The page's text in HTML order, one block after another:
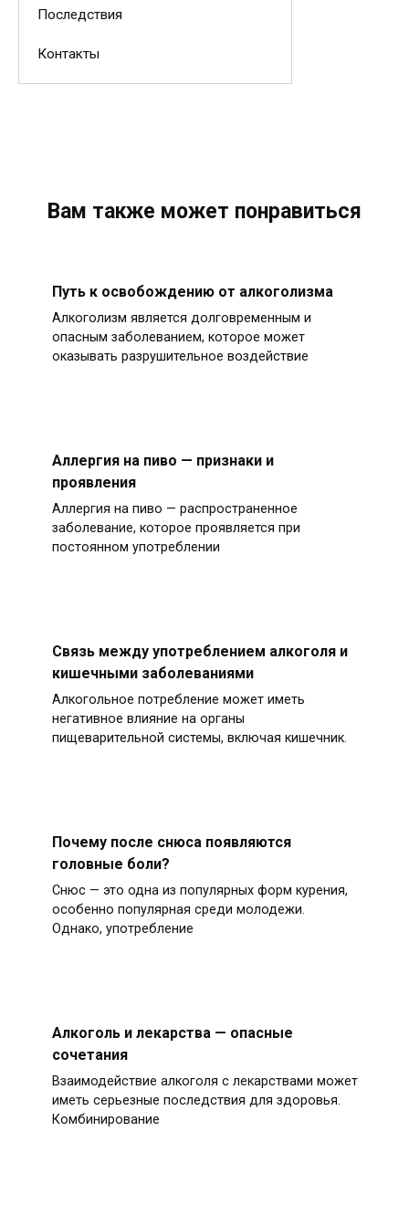
Последствия
Контакты
Вам также может понравиться
Путь к освобождению от алкоголизма
Алкоголизм является долговременным и
опасным заболеванием, которое может
оказывать разрушительное воздействие
Аллергия на пиво — признаки и
проявления
Аллергия на пиво — распространенное
заболевание, которое проявляется при
постоянном употреблении
Связь между употреблением алкоголя и
кишечными заболеваниями
Алкогольное потребление может иметь
негативное влияние на органы
пищеварительной системы, включая кишечник.
Почему после снюса появляются
головные боли?
Снюс — это одна из популярных форм курения,
особенно популярная среди молодежи.
Однако, употребление
Алкоголь и лекарства — опасные
сочетания
Взаимодействие алкоголя с лекарствами может
иметь серьезные последствия для здоровья.
Комбинирование